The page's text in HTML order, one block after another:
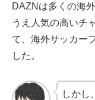
DAZNは多くの海
うえ人気の高いチ
て、海外サッカー
した。
しかし